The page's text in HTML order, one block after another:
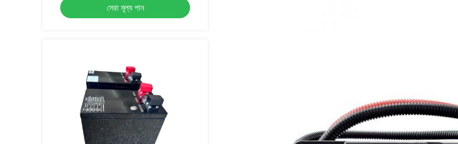
সেরা মূল্য পান